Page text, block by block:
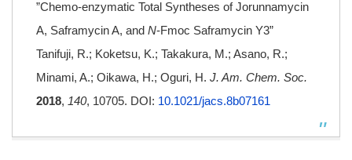
”Chemo-enzymatic Total Syntheses of Jorunnamycin
A, Saframycin A, and N-Fmoc Saframycin Y3”
Tanifuji, R.; Koketsu, K.; Takakura, M.; Asano, R.;
Minami, A.; Oikawa, H.; Oguri, H. J. Am. Chem. Soc.
2018, 140, 10705. DOI: 10.1021/jacs.8b07161